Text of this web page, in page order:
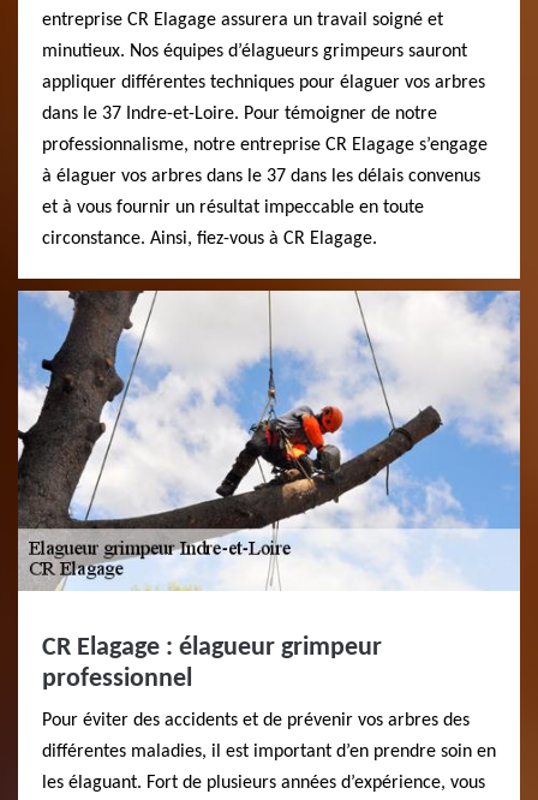
entreprise CR Elagage assurera un travail soigné et
minutieux. Nos équipes d’élagueurs grimpeurs sauront
appliquer différentes techniques pour élaguer vos arbres
dans le 37 Indre-et-Loire. Pour témoigner de notre
professionnalisme, notre entreprise CR Elagage s’engage
à élaguer vos arbres dans le 37 dans les délais convenus
et à vous fournir un résultat impeccable en toute
circonstance. Ainsi, fiez-vous à CR Elagage.
CR Elagage : élagueur grimpeur
professionnel
Pour éviter des accidents et de prévenir vos arbres des
différentes maladies, il est important d’en prendre soin en
les élaguant. Fort de plusieurs années d’expérience, vous